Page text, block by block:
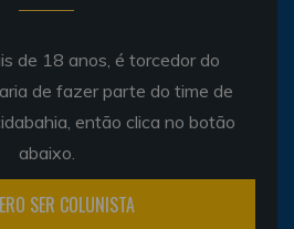
de 18 anos, é torcedor do
de fazer parte do time de
então clica no botão
abaixo.
SER COLUNISTA